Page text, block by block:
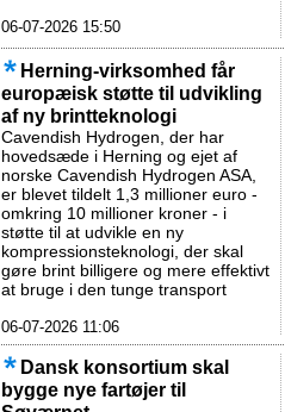
06-07-2026 15:50
Herning-virksomhed får
europæisk støtte til udvikling
af ny brintteknologi
Cavendish Hydrogen, der har
hovedsæde i Herning og ejet af
norske Cavendish Hydrogen ASA,
er blevet tildelt 1,3 millioner euro -
omkring 10 millioner kroner - i
støtte til at udvikle en ny
kompressionsteknologi, der skal
gøre brint billigere og mere effektivt
at bruge i den tunge transport
06-07-2026 11:06
Dansk konsortium skal
bygge nye fartøjer til